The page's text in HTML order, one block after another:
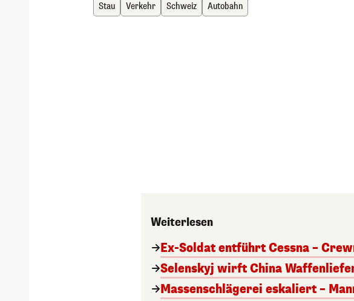
Stau Verkehr Schweiz Autobahn
Weiterlesen
Ex-Soldat entführt Cessna –
Selenskyj wirft China
Massenschlägerei eskaliert –